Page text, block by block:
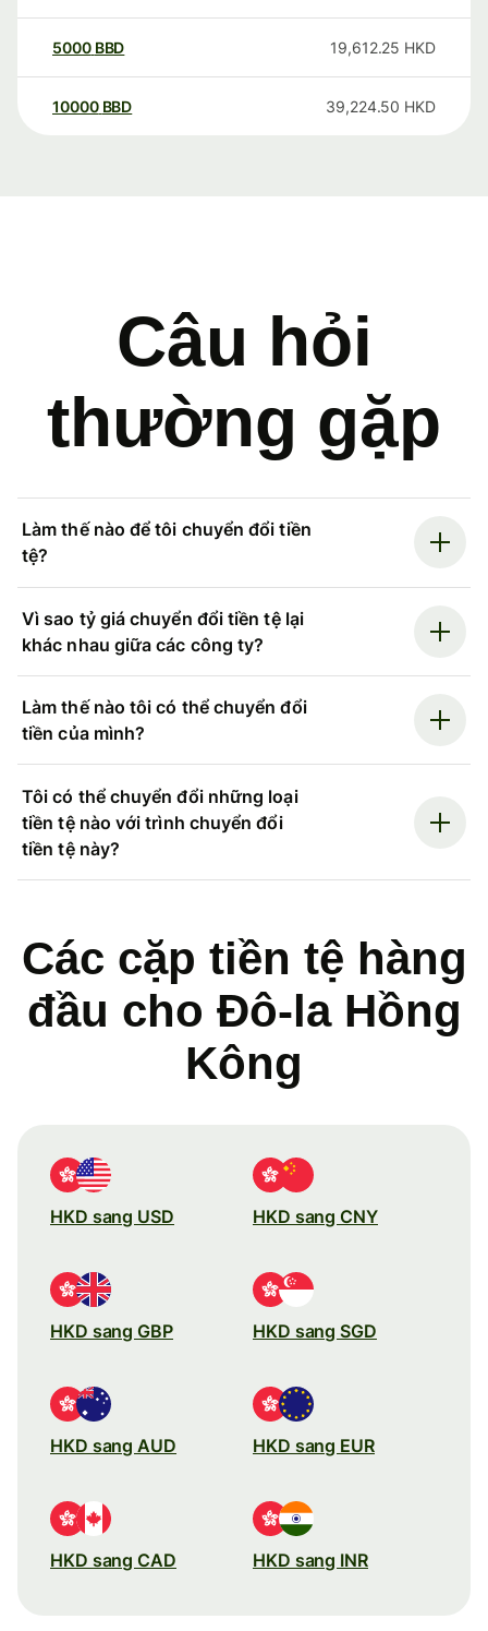
5000 BBD 19,612.25 HKD
10000 BBD 39,224.50 HKD
Câu hỏi
thường gặp
Làm thế nào để tôi chuyển đổi tiền
tệ?
Vì sao tỷ giá chuyển đổi tiền tệ lại
khác nhau giữa các công ty?
Làm thế nào tôi có thể chuyển đổi
tiền của mình?
Tôi có thể chuyển đổi những loại
tiền tệ nào với trình chuyển đổi
tiền tệ này?
Các cặp tiền tệ hàng
đầu cho Đô-la Hồng
Kông
HKD sang USD HKD sang CNY
HKD sang GBP HKD sang SGD
HKD sang AUD HKD sang EUR
HKD sang CAD HKD sang INR